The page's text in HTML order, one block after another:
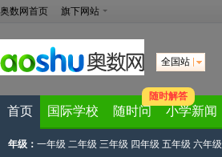
奥数网首页 旗下网站
全国站
首页 国际学校 随时问
随时解答
小学新闻
年级： 一年级 二年级 三年级 四年级 五年级 六年级